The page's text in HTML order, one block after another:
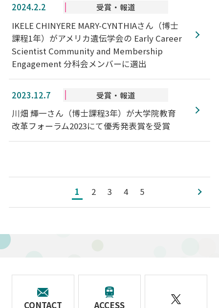
2024.2.2 受賞・報道
IKELE CHINYERE MARY-CYNTHIAさん（博士
課程1年）がアメリカ遺伝学会の Early Career
Scientist Community and Membership
Engagement 分科会メンバーに選出
2023.12.7 受賞・報道
川畑 輝一さん（博士課程3年）が大学院教育
改革フォーラム2023にて優秀発表賞を受賞
1 2 3 4 5 次へ
CONTACT ACCESS